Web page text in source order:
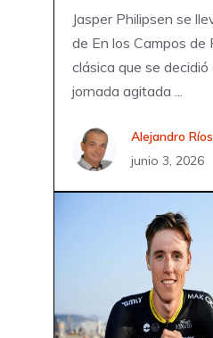
Jasper Philipsen se
de En los Campos de
clásica que se
jornada agitada ...
Alejandro Ríos
junio 3, 2026